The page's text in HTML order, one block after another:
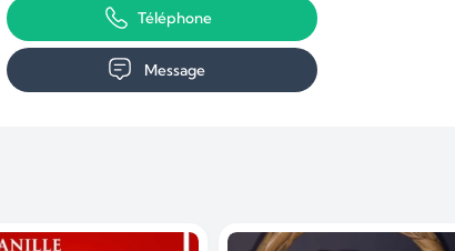
Téléphone
Message